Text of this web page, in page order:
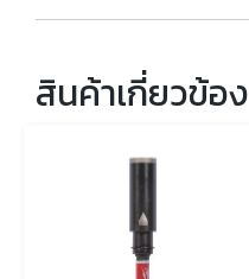
สินค้าเกี่ยวข้อง